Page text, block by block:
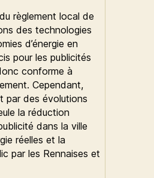
règlement local de
des technologies
d’énergie en
pour les publicités
conforme à
Cependant,
par des évolutions
la réduction
dans la ville
réelles et la
par les Rennaises et